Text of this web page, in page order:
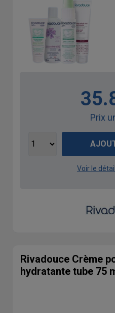
Prix
Voir le
Rivadouce Crème
hydratante tube 75